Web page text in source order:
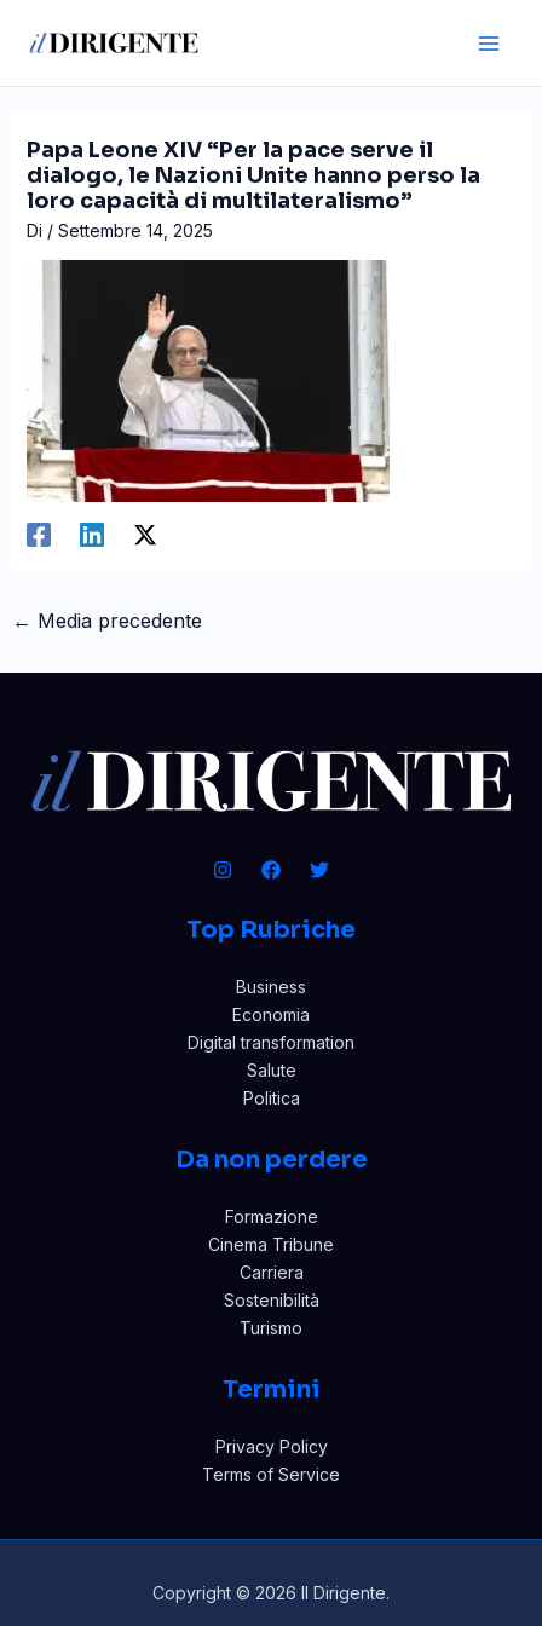
Papa Leone XIV “Per la pace serve il
dialogo, le Nazioni Unite hanno perso la
loro capacità di multilateralismo”
Di / Settembre 14, 2025
articoli
← Media precedente
Top Rubriche
Business
Economia
Digital transformation
Salute
Politica
Da non perdere
Formazione
Cinema Tribune
Carriera
Sostenibilità
Turismo
Termini
Privacy Policy
Terms of Service
Copyright © 2026 Il Dirigente.